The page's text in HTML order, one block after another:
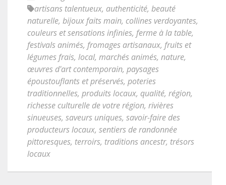
artisans talentueux, authenticité, beauté
naturelle, bijoux faits main, collines verdoyantes,
couleurs et sensations infinies, ferme à la table,
festivals animés, fromages artisanaux, fruits et
légumes frais, local, marchés animés, nature,
œuvres d'art contemporain, paysages
époustouflants et préservés, poteries
traditionnelles, produits locaux, qualité, région,
richesse culturelle de votre région, rivières
sinueuses, saveurs uniques, savoir-faire des
producteurs locaux, sentiers de randonnée
pittoresques, terroirs, traditions ancestr, trésors
locaux